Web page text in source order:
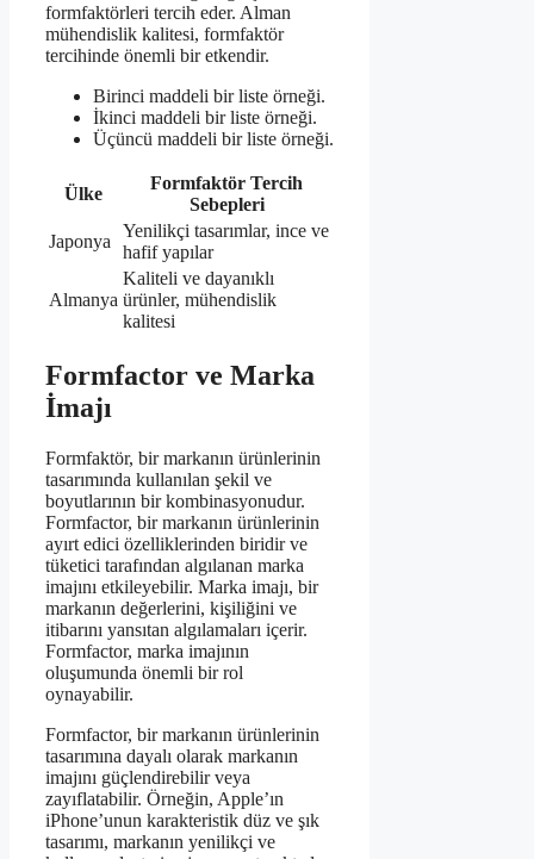
formfaktörleri tercih eder. Alman
mühendislik kalitesi, formfaktör
tercihinde önemli bir etkendir.
Birinci maddeli bir liste örneği.
İkinci maddeli bir liste örneği.
Üçüncü maddeli bir liste örneği.
Ülke
Formfaktör Tercih
Sebepleri
Japonya
Yenilikçi tasarımlar, ince ve
hafif yapılar
Almanya
Kaliteli ve dayanıklı
ürünler, mühendislik
kalitesi
Formfactor ve Marka
İmajı
Formfaktör, bir markanın ürünlerinin
tasarımında kullanılan şekil ve
boyutlarının bir kombinasyonudur.
Formfactor, bir markanın ürünlerinin
ayırt edici özelliklerinden biridir ve
tüketici tarafından algılanan marka
imajını etkileyebilir. Marka imajı, bir
markanın değerlerini, kişiliğini ve
itibarını yansıtan algılamaları içerir.
Formfactor, marka imajının
oluşumunda önemli bir rol
oynayabilir.
Formfactor, bir markanın ürünlerinin
tasarımına dayalı olarak markanın
imajını güçlendirebilir veya
zayıflatabilir. Örneğin, Apple’ın
iPhone’unun karakteristik düz ve şık
tasarımı, markanın yenilikçi ve